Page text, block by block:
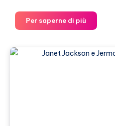
Per saperne di più
Jackson
separa